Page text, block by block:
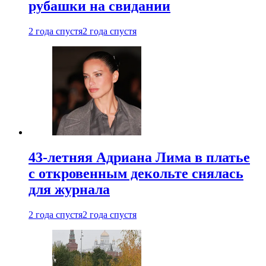
рубашки на свидании
2 года спустя2 года спустя
43-летняя Адриана Лима в платье
с откровенным декольте снялась
для журнала
2 года спустя2 года спустя